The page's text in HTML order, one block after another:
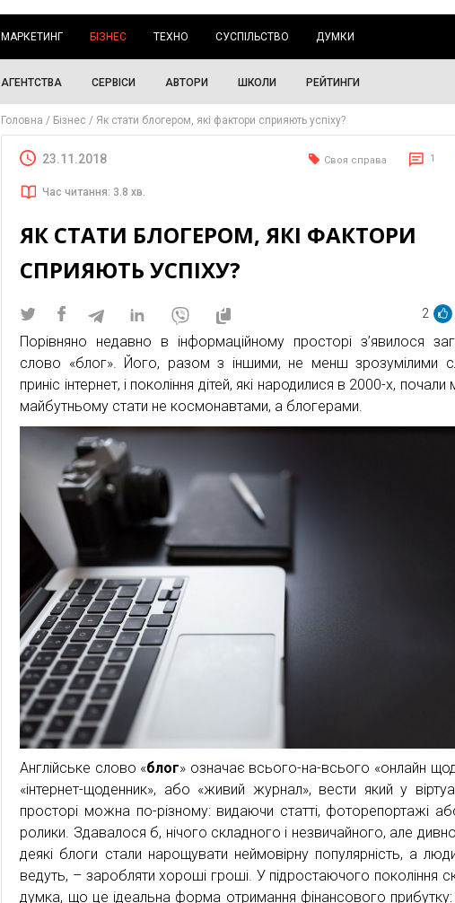
МАРКЕТИНГ БІЗНЕС ТЕХНО СУСПІЛЬСТВО ДУМКИ
АГЕНТСТВА СЕРВІСИ АВТОРИ ШКОЛИ РЕЙТИНГИ
Головна Бізнес Як стати блогером, які фактори сприяють успіху?
23.11.2018 Своя справа 1
Час читання: 3.8 хв.
ЯК СТАТИ БЛОГЕРОМ, ЯКІ ФАКТОРИ
СПРИЯЮТЬ УСПІХУ?
2
Порівняно недавно в інформаційному просторі з’явилося
слово «блог». Його, разом з іншими, не менш зрозумілими
приніс інтернет, і покоління дітей, які народилися в 2000-х, почали
майбутньому стати не космонавтами, а блогерами.
Англійське слово «блог» означає всього-на-всього «онлайн
«інтернет-щоденник», або «живий журнал», вести який у
просторі можна по-різному: видаючи статті, фоторепортажі
ролики. Здавалося б, нічого складного і незвичайного, але
деякі блоги стали нарощувати неймовірну популярність, а
ведуть, – заробляти хороші гроші. У підростаючого покоління
думка, що це ідеальна форма отримання фінансового